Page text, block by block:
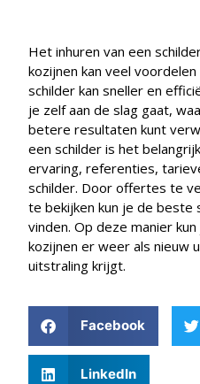
Het inhuren van een
kozijnen kan veel
schilder kan sneller en
je zelf aan de slag gaat,
betere resultaten kunt
een schilder is het
ervaring, referenties,
schilder. Door offertes te
te bekijken kun je de
vinden. Op deze manier
kozijnen er weer als nieuw
uitstraling krijgt.
Facebook
LinkedIn